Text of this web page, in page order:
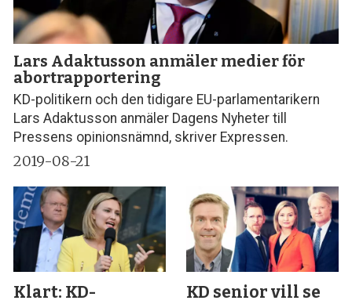
Lars Adaktusson anmäler medier för
abortrapportering
KD-politikern och den tidigare EU-parlamentarikern
Lars Adaktusson anmäler Dagens Nyheter till
Pressens opinionsnämnd, skriver Expressen.
2019-08-21
Klart: KD-
KD senior vill se